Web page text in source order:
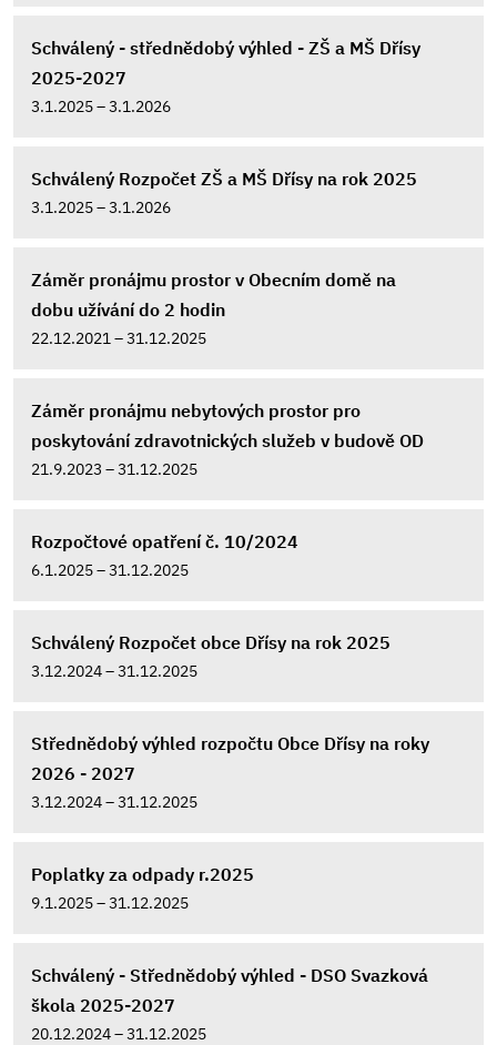
Schválený - střednědobý výhled - ZŠ a MŠ Dřísy
2025-2027
3.1.2025 – 3.1.2026
Schválený Rozpočet ZŠ a MŠ Dřísy na rok 2025
3.1.2025 – 3.1.2026
Záměr pronájmu prostor v Obecním domě na
dobu užívání do 2 hodin
22.12.2021 – 31.12.2025
Záměr pronájmu nebytových prostor pro
poskytování zdravotnických služeb v budově OD
21.9.2023 – 31.12.2025
Rozpočtové opatření č. 10/2024
6.1.2025 – 31.12.2025
Schválený Rozpočet obce Dřísy na rok 2025
3.12.2024 – 31.12.2025
Střednědobý výhled rozpočtu Obce Dřísy na roky
2026 - 2027
3.12.2024 – 31.12.2025
Poplatky za odpady r.2025
9.1.2025 – 31.12.2025
Schválený - Střednědobý výhled - DSO Svazková
škola 2025-2027
20.12.2024 – 31.12.2025